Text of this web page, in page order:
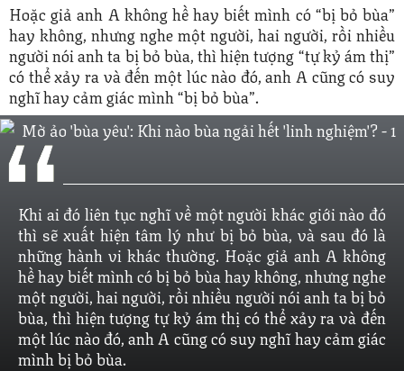
Hoặc giả anh A không hề hay biết mình có “bị bỏ bùa”
hay không, nhưng nghe một người, hai người, rồi nhiều
người nói anh ta bị bỏ bùa, thì hiện tượng “tự kỷ ám thị”
có thể xảy ra và đến một lúc nào đó, anh A cũng có suy
nghĩ hay cảm giác mình “bị bỏ bùa”.
Khi ai đó liên tục nghĩ về một người khác giới nào đó
thì sẽ xuất hiện tâm lý như bị bỏ bùa, và sau đó là
những hành vi khác thường. Hoặc giả anh A không
hề hay biết mình có bị bỏ bùa hay không, nhưng nghe
một người, hai người, rồi nhiều người nói anh ta bị bỏ
bùa, thì hiện tượng tự kỷ ám thị có thể xảy ra và đến
một lúc nào đó, anh A cũng có suy nghĩ hay cảm giác
mình bị bỏ bùa.